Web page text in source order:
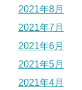
2021年8月
2021年7月
2021年6月
2021年5月
2021年4月